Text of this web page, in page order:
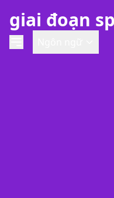
giai đoạn